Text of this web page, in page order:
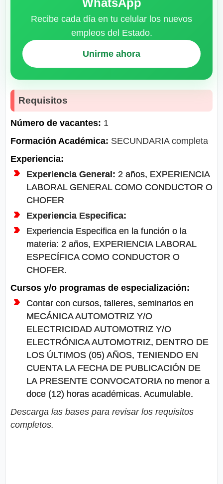
WhatsApp
Recibe cada día en tu celular los nuevos
empleos del Estado.
Unirme ahora
Requisitos
Número de vacantes: 1
Formación Académica: SECUNDARIA completa
Experiencia:
Experiencia General: 2 años, EXPERIENCIA
LABORAL GENERAL COMO CONDUCTOR O
CHOFER
Experiencia Especifica:
Experiencia Especifica en la función o la
materia: 2 años, EXPERIENCIA LABORAL
ESPECÍFICA COMO CONDUCTOR O
CHOFER.
Cursos y/o programas de especialización:
Contar con cursos, talleres, seminarios en
MECÁNICA AUTOMOTRIZ Y/O
ELECTRICIDAD AUTOMOTRIZ Y/O
ELECTRÓNICA AUTOMOTRIZ, DENTRO DE
LOS ÚLTIMOS (05) AÑOS, TENIENDO EN
CUENTA LA FECHA DE PUBLICACIÓN DE
LA PRESENTE CONVOCATORIA no menor a
doce (12) horas académicas. Acumulable.
Descarga las bases para revisar los requisitos
completos.